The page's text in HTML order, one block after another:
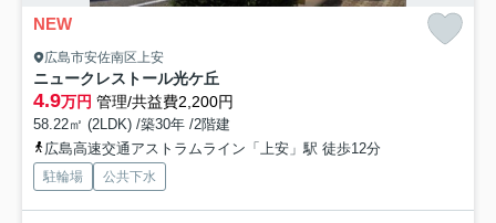
NEW
広島市安佐南区上安
ニュークレストール光ケ丘
4.9万円 管理/共益費2,200円
58.22㎡ (2LDK) /築30年 /2階建
広島高速交通アストラムライン「上安」駅 徒歩12分
駐輪場 公共下水